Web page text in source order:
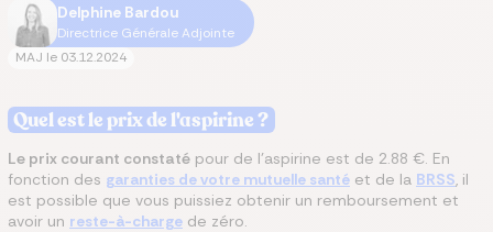
Delphine Bardou
Directrice Générale Adjointe
MAJ le 03.12.2024
Quel est le prix de l'aspirine ?
Le prix courant constaté pour de l'aspirine est de 2.88 €. En
fonction des garanties de votre mutuelle santé et de la BRSS, il
est possible que vous puissiez obtenir un remboursement et
avoir un reste-à-charge de zéro.